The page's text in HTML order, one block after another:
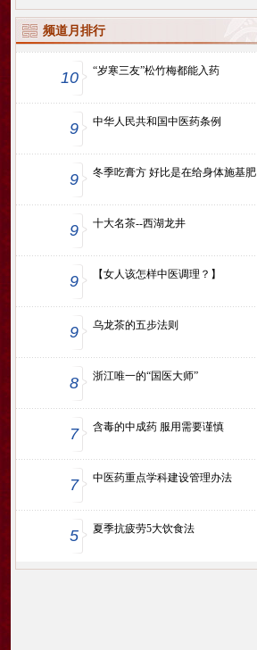
频道月排行
10 “岁寒三友”松竹梅都能入药
9 中华人民共和国中医药条例
9 冬季吃膏方 好比是在给身体施基肥
9 十大名茶--西湖龙井
9 【女人该怎样中医调理？】
9 乌龙茶的五步法则
8 浙江唯一的“国医大师”
7 含毒的中成药 服用需要谨慎
7 中医药重点学科建设管理办法
5 夏季抗疲劳5大饮食法